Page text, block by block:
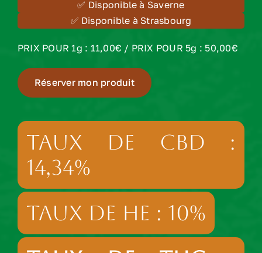
✅ Disponible à Saverne
✅ Disponible à Strasbourg
PRIX POUR 1g : 11,00€ / PRIX POUR 5g : 50,00€
Réserver mon produit
TAUX DE CBD :
14,34%
TAUX DE HE : 10%